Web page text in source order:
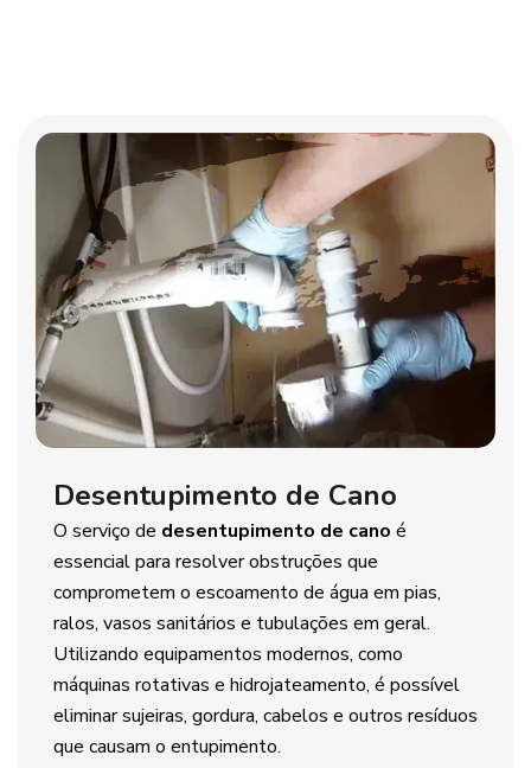
Desentupimento de Cano
O serviço de desentupimento de cano é
essencial para resolver obstruções que
comprometem o escoamento de água em pias,
ralos, vasos sanitários e tubulações em geral.
Utilizando equipamentos modernos, como
máquinas rotativas e hidrojateamento, é possível
eliminar sujeiras, gordura, cabelos e outros resíduos
que causam o entupimento.